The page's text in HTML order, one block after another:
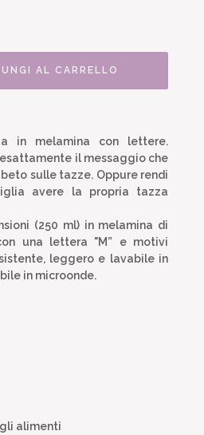
AL CARRELLO
in melamina con lettere.
il messaggio che
sulle tazze. Oppure rendi
avere la propria tazza
(250 ml) in melamina di
una lettera "M” e motivi
leggero e lavabile in
in microonde.
alimenti